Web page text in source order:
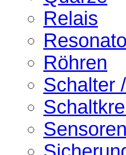
Relais
Röhren
Schalter
Sensoren